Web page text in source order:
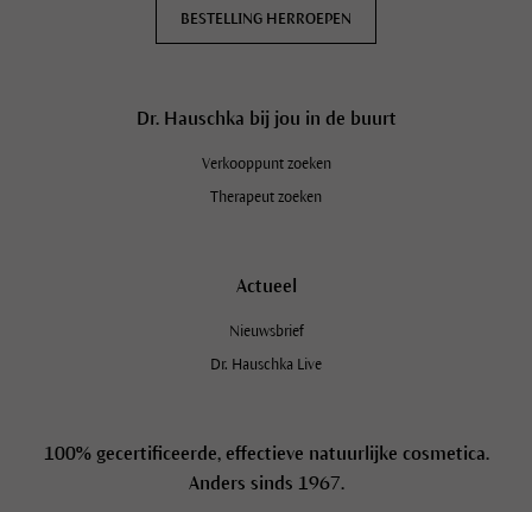
BESTELLING HERROEPEN
Dr. Hauschka bij jou in de buurt
Verkooppunt zoeken
Therapeut zoeken
Actueel
Nieuwsbrief
Dr. Hauschka Live
100% gecertificeerde, effectieve natuurlijke cosmetica.
Anders sinds 1967.